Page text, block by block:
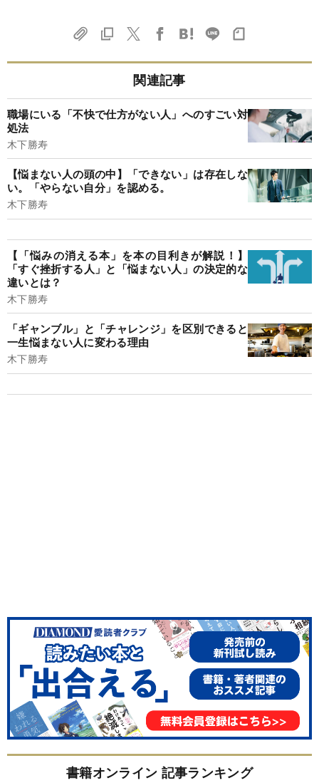
関連記事
職場にいる「不快で仕方がない人」へのすごい対
処法
木下勝寿
【悩まない人の頭の中】「できない」は存在しな
い。「やらない自分」を認める。
木下勝寿
【「悩みの消える本」を本の目利きが解説！】
「すぐ挫折する人」と「悩まない人」の決定的な
違いとは？
木下勝寿
「ギャンブル」と「チャレンジ」を区別できると
一生悩まない人に変わる理由
木下勝寿
書籍オンライン 記事ランキング